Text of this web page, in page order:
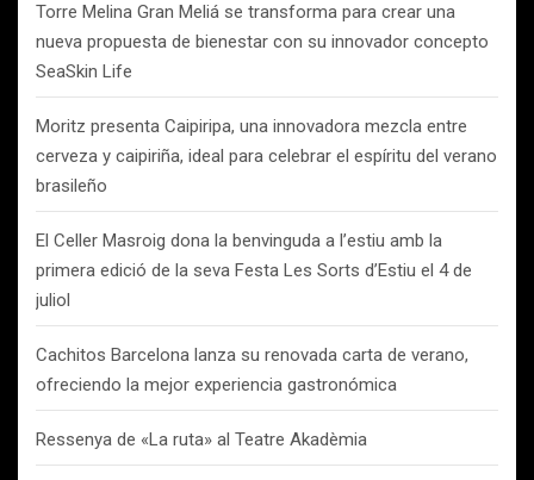
Torre Melina Gran Meliá se transforma para crear una
nueva propuesta de bienestar con su innovador concepto
SeaSkin Life
Moritz presenta Caipiripa, una innovadora mezcla entre
cerveza y caipiriña, ideal para celebrar el espíritu del verano
brasileño
El Celler Masroig dona la benvinguda a l’estiu amb la
primera edició de la seva Festa Les Sorts d’Estiu el 4 de
juliol
Cachitos Barcelona lanza su renovada carta de verano,
ofreciendo la mejor experiencia gastronómica
Ressenya de «La ruta» al Teatre Akadèmia